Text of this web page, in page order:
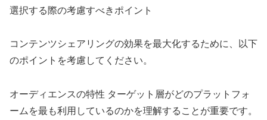
選択する際の考慮すべきポイント
コンテンツシェアリングの効果を最大化するために、以下
のポイントを考慮してください。
オーディエンスの特性 ターゲット層がどのプラットフォ
ームを最も利用しているのかを理解することが重要です。